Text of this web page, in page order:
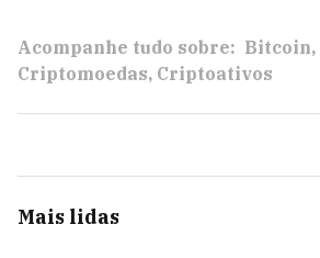
Acompanhe tudo sobre: Bitcoin
Criptomoedas Criptoativos
Mais lidas